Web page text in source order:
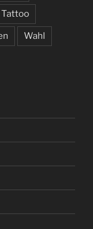
Tattoo
Wahl